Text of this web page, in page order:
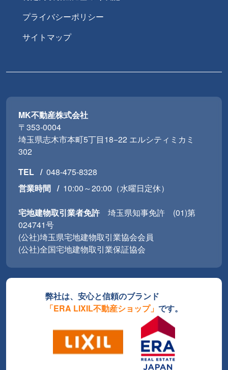
プライバシーポリシー
サイトマップ
MK不動産株式会社
〒353-0004
埼玉県志木市本町5丁目18−22 エルシティミカミ
302
TEL
048-475-8328
営業時間
10:00～20:00（水曜日定休）
宅地建物取引業者免許埼玉県知事免許 (01)第
024741号
(公社)埼玉県宅地建物取引業協会会員
(公社)全国宅地建物取引業保証協会
弊社は、安心と信頼のブランド
「ERA LIXIL不動産ショップ」 です。